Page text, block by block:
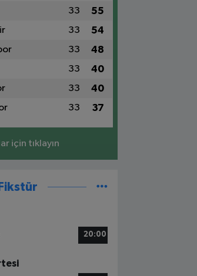
33 55
33 54
33 48
33 40
33 40
33 37
için tıklayın
20:00